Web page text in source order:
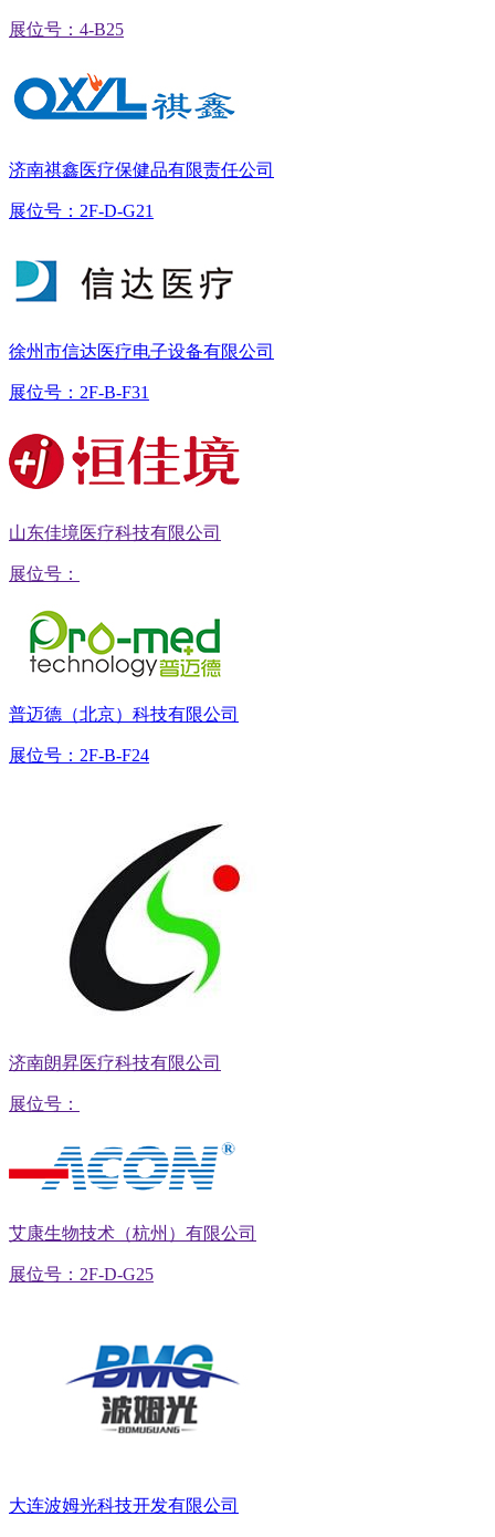
展位号：4-B25
济南祺鑫医疗保健品有限责任公司
展位号：2F-D-G21
徐州市信达医疗电子设备有限公司
展位号：2F-B-F31
山东佳境医疗科技有限公司
展位号：
普迈德（北京）科技有限公司
展位号：2F-B-F24
济南朗昇医疗科技有限公司
展位号：
艾康生物技术（杭州）有限公司
展位号：2F-D-G25
大连波姆光科技开发有限公司